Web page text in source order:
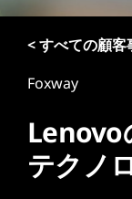
< すべての顧客
Foxway
Lenovo
テクノ